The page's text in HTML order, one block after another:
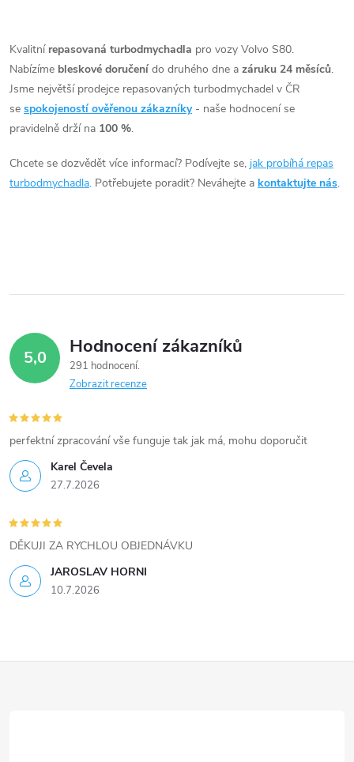
v
l
á
a
v
k
v
ý
p
i
s
u
Kvalitní repasovaná turbodmychadla pro vozy Volvo S80.
Nabízíme bleskové doručení do druhého dne a záruku 24 měsíců.
Jsme největší prodejce repasovaných turbodmychadel v ČR
se spokojeností ověřenou zákazníky - naše hodnocení se
pravidelně drží na 100 %.
Chcete se dozvědět více informací? Podívejte se, jak probíhá repas
turbodmychadla. Potřebujete poradit? Neváhejte a kontaktujte nás.
5,0 Hodnocení zákazníků
291 hodnocení
Zobrazit recenze
Karel Čevela
27.7.2026
perfektní zpracování vše funguje tak jak má, mohu doporučit
JAROSLAV HORNI
10.7.2026
DĚKUJI ZA RYCHLOU OBJEDNÁVKU